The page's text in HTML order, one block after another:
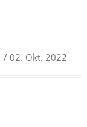
/ 02. Okt. 2022